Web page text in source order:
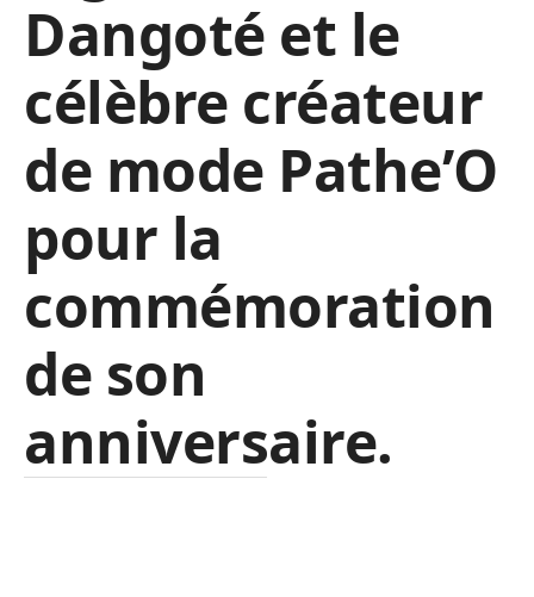
Dangoté et le
célèbre créateur
de mode Pathe’O
pour la
commémoration
de son
anniversaire.